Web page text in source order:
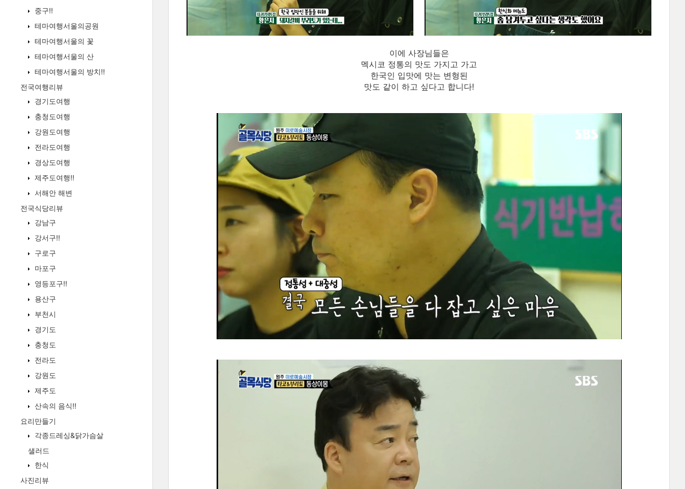
중구!!
테마여행서울의공원
테마여행서울의 꽃
테마여행서울의 산
테마여행서울의 방치!!
전국여행리뷰
경기도여행
충청도여행
강원도여행
전라도여행
경상도여행
제주도여행!!
서해안 해변
전국식당리뷰
강남구
강서구!!
구로구
마포구
영등포구!!
용산구
부천시
경기도
충청도
전라도
강원도
제주도
산속의 음식!!
요리만들기
각종드레싱&닭가슴살
샐러드
한식
사진리뷰
이에 사장님들은
멕시코 정통의 맛도 가지고 가고
한국인 입맛에 맛는 변형된
맛도 같이 하고 싶다고 합니다!